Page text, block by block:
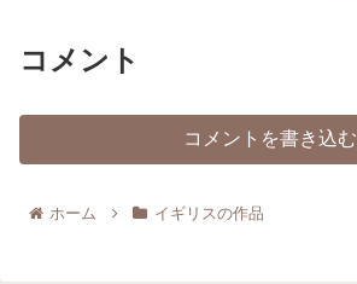
コメント
コメントを書き込む
ホーム イギリスの作品